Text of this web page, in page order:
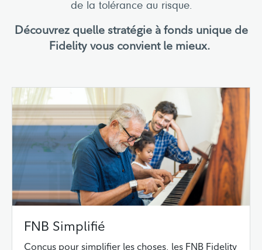
de la tolérance au risque.
Découvrez quelle stratégie à fonds unique de
Fidelity vous convient le mieux.
FNB Simplifié
Conçus pour simplifier les choses, les FNB Fidelity